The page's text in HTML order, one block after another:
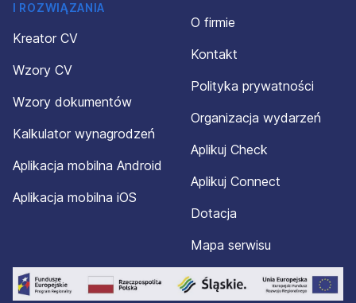
I ROZWIĄZANIA
Kreator CV
Wzory CV
Wzory dokumentów
Kalkulator wynagrodzeń
Aplikacja mobilna Android
Aplikacja mobilna iOS
O firmie
Kontakt
Polityka prywatności
Organizacja wydarzeń
Aplikuj Check
Aplikuj Connect
Dotacja
Mapa serwisu